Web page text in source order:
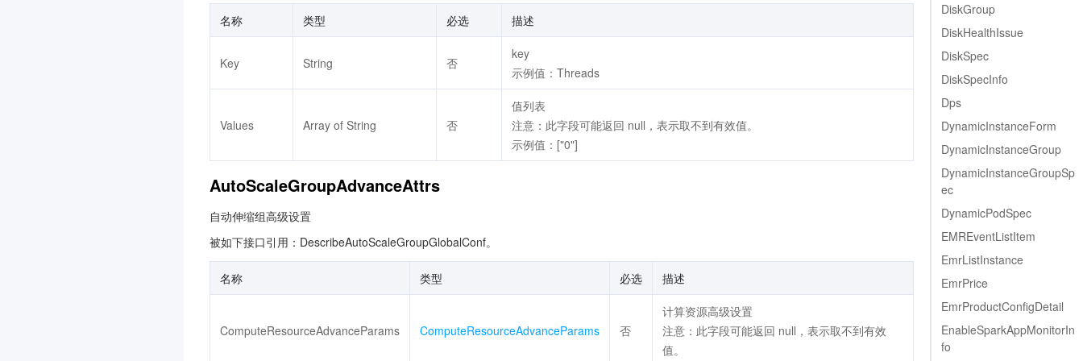
DiskGroup
DiskHealthIssue
DiskSpec
DiskSpecInfo
Dps
DynamicInstanceForm
DynamicInstanceGroup
DynamicInstanceGroupSp
ec
DynamicPodSpec
EMREventListItem
EmrListInstance
EmrPrice
EmrProductConfigDetail
EnableSparkAppMonitorIn
fo
名称 类型 必选 描述
Key String 否
key
示例值：Threads
Values Array of String 否
值列表
注意：此字段可能返回 null，表示取不到有效值。
示例值：["0"]
AutoScaleGroupAdvanceAttrs
自动伸缩组高级设置
被如下接口引用：DescribeAutoScaleGroupGlobalConf。
名称 类型 必选 描述
ComputeResourceAdvanceParams ComputeResourceAdvanceParams 否
计算资源高级设置
注意：此字段可能返回 null，表示取不到有效
值。